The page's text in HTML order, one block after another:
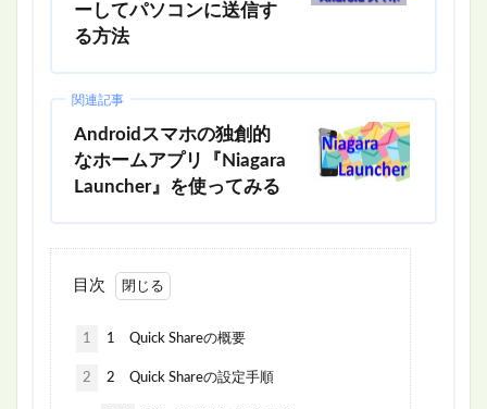
ーしてパソコンに送信す
る方法
関連記事
Androidスマホの独創的
なホームアプリ『Niagara
Launcher』を使ってみる
目次
1 1 Quick Shareの概要
2 2 Quick Shareの設定手順